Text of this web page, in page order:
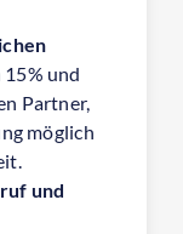
15% und
Partner,
möglich
und